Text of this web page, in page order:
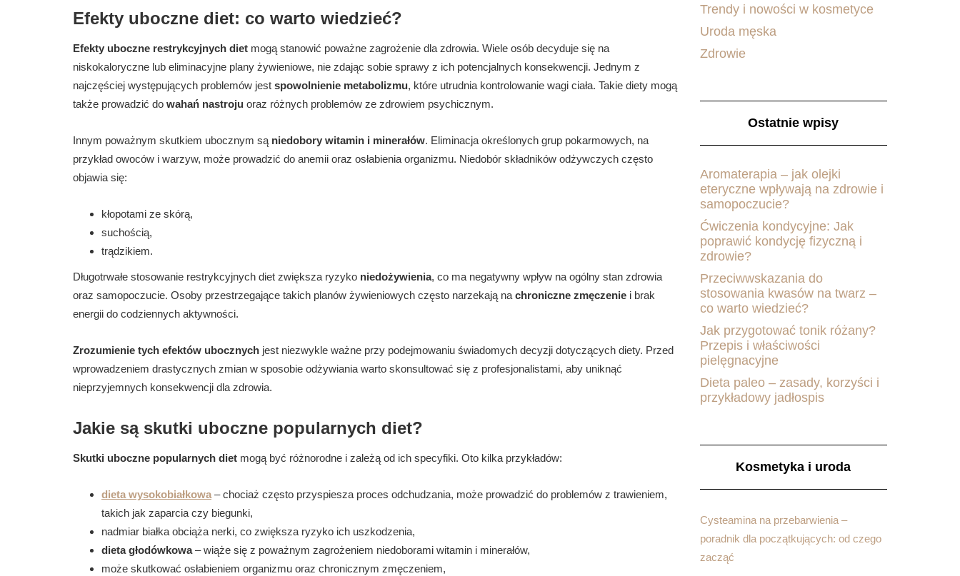
Efekty uboczne diet: co warto wiedzieć?
Efekty uboczne restrykcyjnych diet mogą stanowić poważne zagrożenie dla zdrowia. Wiele osób decyduje się na
niskokaloryczne lub eliminacyjne plany żywieniowe, nie zdając sobie sprawy z ich potencjalnych konsekwencji. Jednym z
najczęściej występujących problemów jest spowolnienie metabolizmu, które utrudnia kontrolowanie wagi ciała. Takie diety mogą
także prowadzić do wahań nastroju oraz różnych problemów ze zdrowiem psychicznym.
Innym poważnym skutkiem ubocznym są niedobory witamin i minerałów. Eliminacja określonych grup pokarmowych, na
przykład owoców i warzyw, może prowadzić do anemii oraz osłabienia organizmu. Niedobór składników odżywczych często
objawia się:
kłopotami ze skórą,
suchością,
trądzikiem.
Długotrwałe stosowanie restrykcyjnych diet zwiększa ryzyko niedożywienia, co ma negatywny wpływ na ogólny stan zdrowia
oraz samopoczucie. Osoby przestrzegające takich planów żywieniowych często narzekają na chroniczne zmęczenie i brak
energii do codziennych aktywności.
Zrozumienie tych efektów ubocznych jest niezwykle ważne przy podejmowaniu świadomych decyzji dotyczących diety. Przed
wprowadzeniem drastycznych zmian w sposobie odżywiania warto skonsultować się z profesjonalistami, aby uniknąć
nieprzyjemnych konsekwencji dla zdrowia.
Jakie są skutki uboczne popularnych diet?
Skutki uboczne popularnych diet mogą być różnorodne i zależą od ich specyfiki. Oto kilka przykładów:
dieta wysokobiałkowa – chociaż często przyspiesza proces odchudzania, może prowadzić do problemów z trawieniem,
takich jak zaparcia czy biegunki,
nadmiar białka obciąża nerki, co zwiększa ryzyko ich uszkodzenia,
dieta głodówkowa– wiąże się z poważnym zagrożeniem niedoborami witamin i minerałów,
może skutkować osłabieniem organizmu oraz chronicznym zmęczeniem,
Trendy i nowości w kosmetyce
Uroda męska
Zdrowie
Ostatnie wpisy
Aromaterapia – jak olejki
eteryczne wpływają na zdrowie i
samopoczucie?
Ćwiczenia kondycyjne: Jak
poprawić kondycję fizyczną i
zdrowie?
Przeciwwskazania do
stosowania kwasów na twarz –
co warto wiedzieć?
Jak przygotować tonik różany?
Przepis i właściwości
pielęgnacyjne
Dieta paleo – zasady, korzyści i
przykładowy jadłospis
Kosmetyka i uroda
Cysteamina na przebarwienia –
poradnik dla początkujących: od czego
zacząć